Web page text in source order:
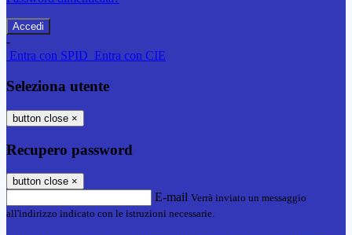
-
Entra con SPID Entra con CIE
Seleziona utente
button close ×
Recupero password
button close ×
E-mail Verrà inviato un messaggio
all'indirizzo indicato con le istruzioni necessarie.